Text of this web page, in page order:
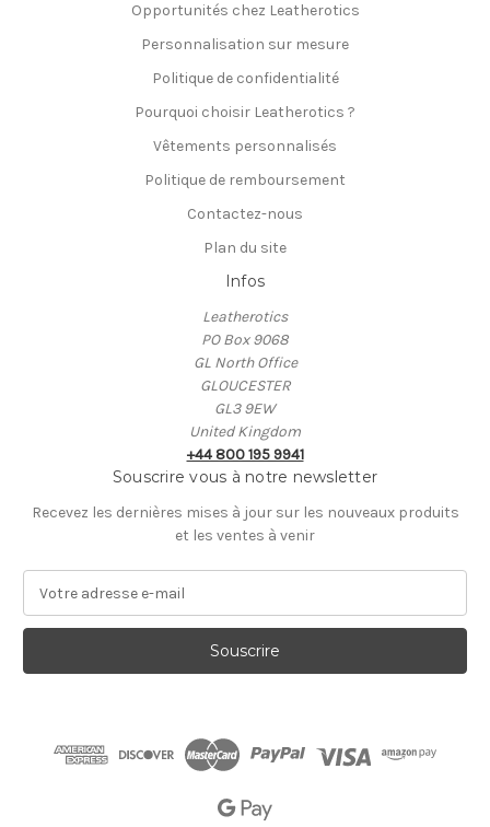
Opportunités chez Leatherotics
Personnalisation sur mesure
Politique de confidentialité
Pourquoi choisir Leatherotics ?
Vêtements personnalisés
Politique de remboursement
Contactez-nous
Plan du site
Infos
Leatherotics
PO Box 9068
GL North Office
GLOUCESTER
GL3 9EW
United Kingdom
+44 800 195 9941
Souscrire vous à notre newsletter
Recevez les dernières mises à jour sur les nouveaux produits
et les ventes à venir
r
s